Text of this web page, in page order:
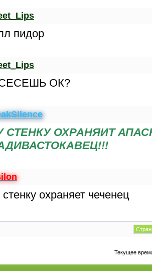
пидор
ОК?
СТЕНКУ ОХРАНЯИТ
охраняет чеченец
Текущее